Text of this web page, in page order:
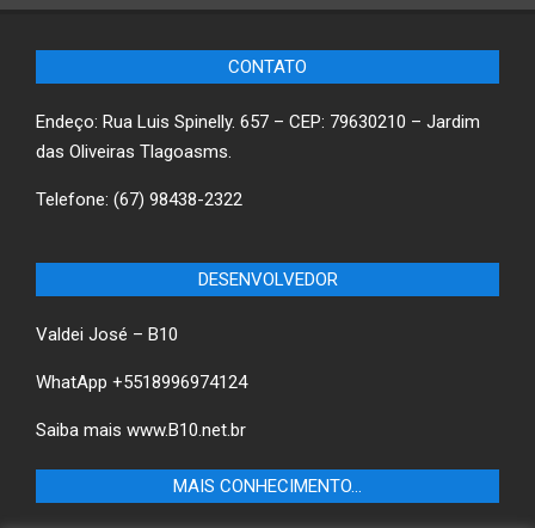
CONTATO
Endeço: Rua Luis Spinelly. 657 – CEP: 79630210 – Jardim
das Oliveiras Tlagoasms.
Telefone: (67) 98438-2322
DESENVOLVEDOR
Valdei José – B10
WhatApp +5518996974124
Saiba mais www.B10.net.br
MAIS CONHECIMENTO…